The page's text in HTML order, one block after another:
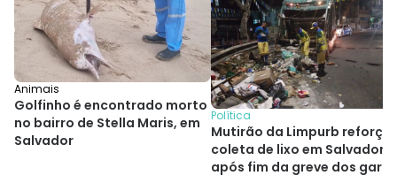
Animais
Golfinho é encontrado morto
no bairro de Stella Maris, em
Salvador
Política
Mutirão da Limpurb reforça
coleta de lixo em Salvador
após fim da greve dos garis